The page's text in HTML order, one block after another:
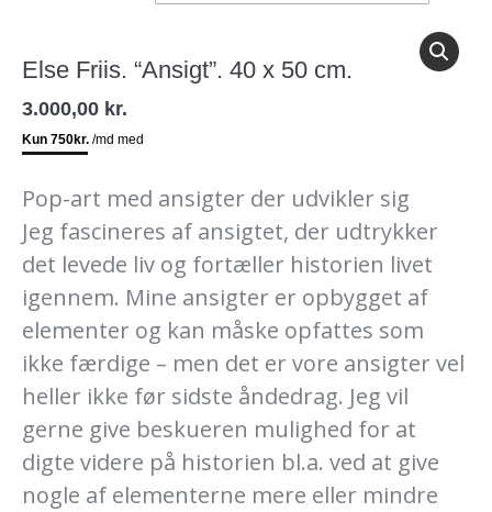
Else Friis. “Ansigt”. 40 x 50 cm.
3.000,00 kr.
Pop-art med ansigter der udvikler sig
Jeg fascineres af ansigtet, der udtrykker
det levede liv og fortæller historien livet
igennem. Mine ansigter er opbygget af
elementer og kan måske opfattes som
ikke færdige – men det er vore ansigter vel
heller ikke før sidste åndedrag. Jeg vil
gerne give beskueren mulighed for at
digte videre på historien bl.a. ved at give
nogle af elementerne mere eller mindre